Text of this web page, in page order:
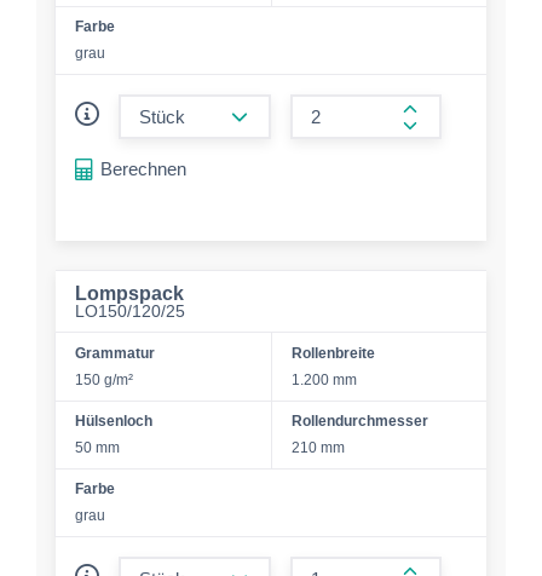
Farbe
grau
form.increase-
Berechnen
Lompspack
LO150/120/25
Grammatur
150 g/m²
Rollenbreite
1.200 mm
Hülsenloch
50 mm
Rollendurchmesser
210 mm
Farbe
grau